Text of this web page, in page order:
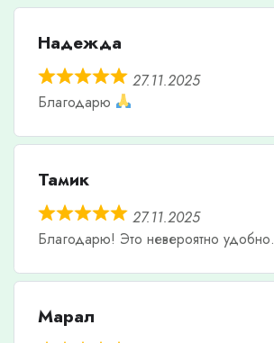
Надежда
27.11.2025
Благодарю
Тамик
27.11.2025
Благодарю! Это невероятно удобно.
Марал